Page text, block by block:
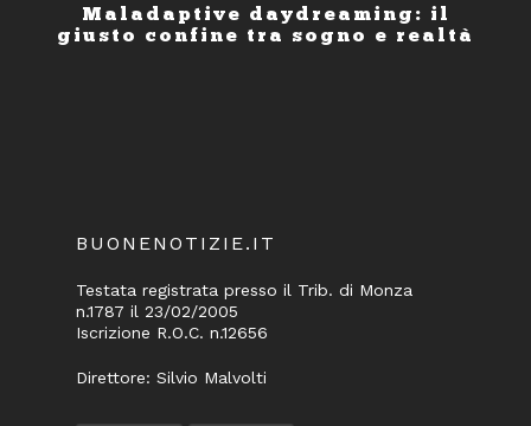
Maladaptive daydreaming: il
giusto confine tra sogno e realtà
BUONENOTIZIE.IT
Testata registrata presso il Trib. di Monza
n.1787 il 23/02/2005
Iscrizione R.O.C. n.12656
Direttore: Silvio Malvolti